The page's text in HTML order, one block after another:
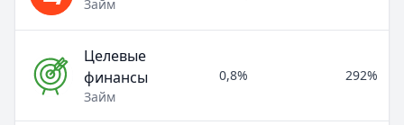
Займ
Целевые
финансы
Займ
0,8% 292%